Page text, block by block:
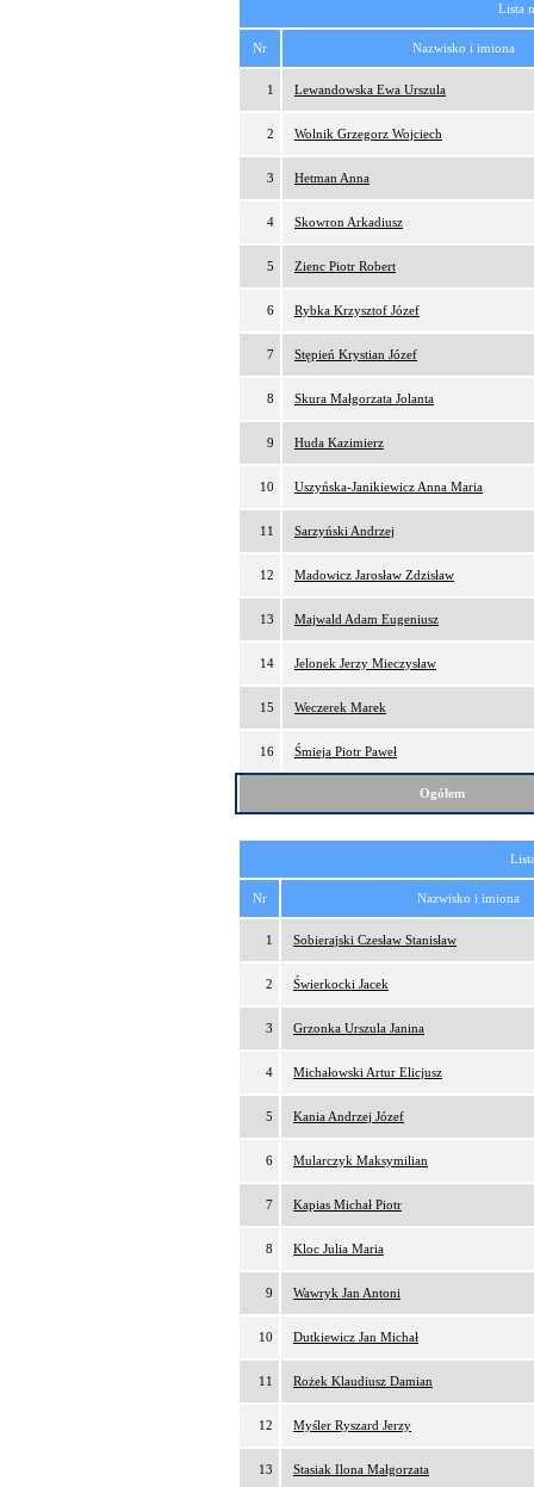
Lista
Nr Nazwisko i imiona
1 Lewandowska Ewa Urszula
2 Wolnik Grzegorz Wojciech
3 Hetman Anna
4 Skowron Arkadiusz
5 Zienc Piotr Robert
6 Rybka Krzysztof Józef
7 Stępień Krystian Józef
8 Skura Małgorzata Jolanta
9 Huda Kazimierz
10 Uszyńska-Janikiewicz Anna Maria
11 Sarzyński Andrzej
12 Madowicz Jarosław Zdzisław
13 Majwald Adam Eugeniusz
14 Jelonek Jerzy Mieczysław
15 Weczerek Marek
16 Śmieja Piotr Paweł
Ogółem
Nr Nazwisko i imiona
1 Sobierajski Czesław Stanisław
2 Świerkocki Jacek
3 Grzonka Urszula Janina
4 Michałowski Artur Elicjusz
5 Kania Andrzej Józef
6 Mularczyk Maksymilian
7 Kapias Michał Piotr
8 Kloc Julia Maria
9 Wawryk Jan Antoni
10 Dutkiewicz Jan Michał
11 Rożek Klaudiusz Damian
12 Myśler Ryszard Jerzy
13 Stasiak Ilona Małgorzata